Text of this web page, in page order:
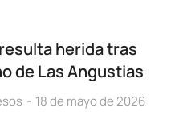
herida tras
de Las Angustias
18 de mayo de 2026